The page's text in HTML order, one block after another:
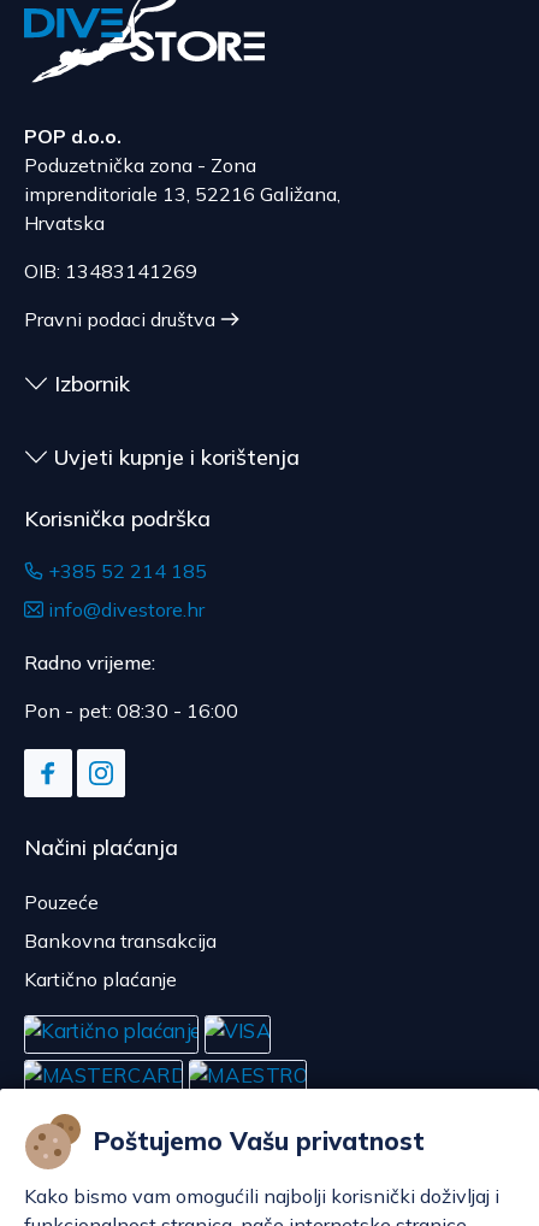
Poštujemo Vašu privatnost
Kako bismo vam omogućili najbolji korisnički doživljaj i
POP d.o.o.
Poduzetnička zona - Zona
imprenditoriale 13, 52216 Galižana,
Hrvatska
OIB: 13483141269
Pravni podaci društva
Izbornik
Uvjeti kupnje i korištenja
Korisnička podrška
+385 52 214 185
info@divestore.hr
Radno vrijeme:
Pon - pet: 08:30 - 16:00
Načini plaćanja
Pouzeće
Bankovna transakcija
Kartično plaćanje